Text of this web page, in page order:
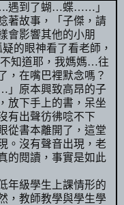
遇到了蝴…蝶…… 」
著故事，「子傑，請
會影響其他的小朋
的眼神看了看老師，
不知道耶，我媽媽…往
，在嘴巴裡默念嗎？
」原本興致高昂的子
放下手上的書，呆坐
有出聲彷彿唸不下
從書本離開了，這堂
。沒有聲音出現，老
的閱讀，事實是如此
年級學生上課情形的
，教師教學與學生學